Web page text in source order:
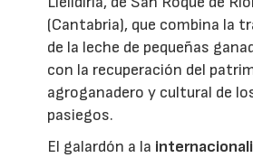
(Cantabria), que combina la
de la leche de pequeñas
con la recuperación del
agroganadero y cultural de
pasiegos.
El galardón a la